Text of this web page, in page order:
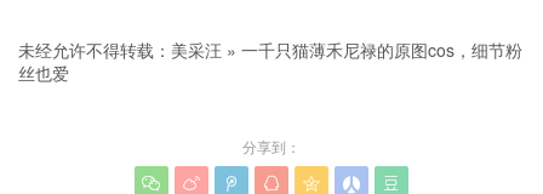
未经允许不得转载： 美采汪 » 一千只猫薄禾尼禄的原图cos，细节粉
丝也爱
分享到：
      